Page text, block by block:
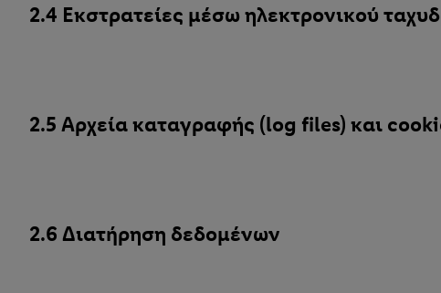
2.4 Εκστρατείες μέσω ηλεκτρονικού
2.5 Αρχεία καταγραφής (log files) και
2.6 Διατήρηση δεδομένων